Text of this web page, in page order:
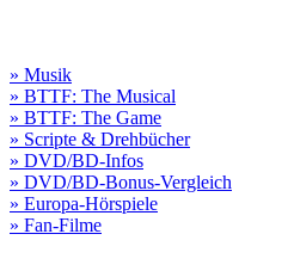
» Musik
» BTTF: The Musical
» BTTF: The Game
» Scripte & Drehbücher
» DVD/BD-Infos
» DVD/BD-Bonus-Vergleich
» Europa-Hörspiele
» Fan-Filme